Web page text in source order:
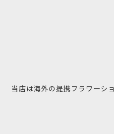
当店は海外の提携フラワーシ